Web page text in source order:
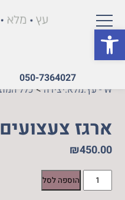
פתח סרגל נגישות
050-7364027
W - עץ.מלא.יצירה >כלל
ארגז צעצועים
₪450.00
כמות
של
הוספה לסל